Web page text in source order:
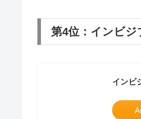
第4位：インビジ
インビ